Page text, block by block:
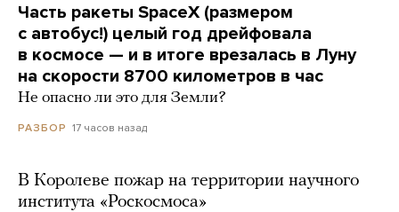
Часть ракеты SpaceX (размером
с автобус!) целый год дрейфовала
в космосе — и в итоге врезалась в Луну
на скорости 8700 километров в час
Не опасно ли это для Земли?
РАЗБОР 17 часов назад
В Королеве пожар на территории научного
института «Роскосмоса»